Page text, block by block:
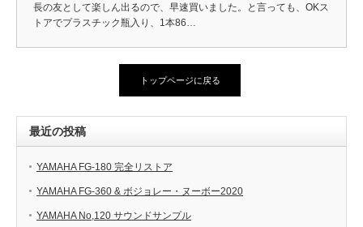
長の友として楽しん出るので、早速買いました。と言っても、OKス
トアでプラスチック瓶入り、1本86…
トップページに戻る
最近の投稿
YAMAHA FG-180 完全リストア
YAMAHA FG-360 & ボジョレー・ヌーボー2020
YAMAHA No,120 サウンドサンプル